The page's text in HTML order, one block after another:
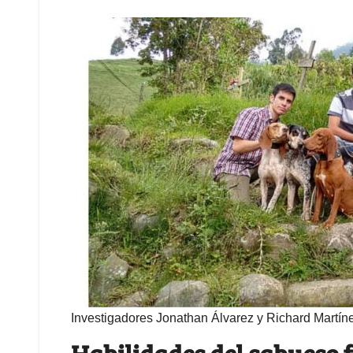
Investigadores Jonathan Álvarez y Richard